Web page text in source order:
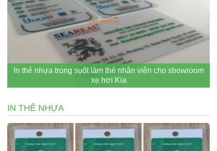
In thẻ nhựa trong suốt làm thẻ nhân viên cho showroom
xe hơi Kia
IN THẺ NHỰA